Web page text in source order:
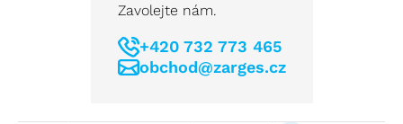
Zavolejte nám.
+420 732 773 465
obchod@zarges.cz